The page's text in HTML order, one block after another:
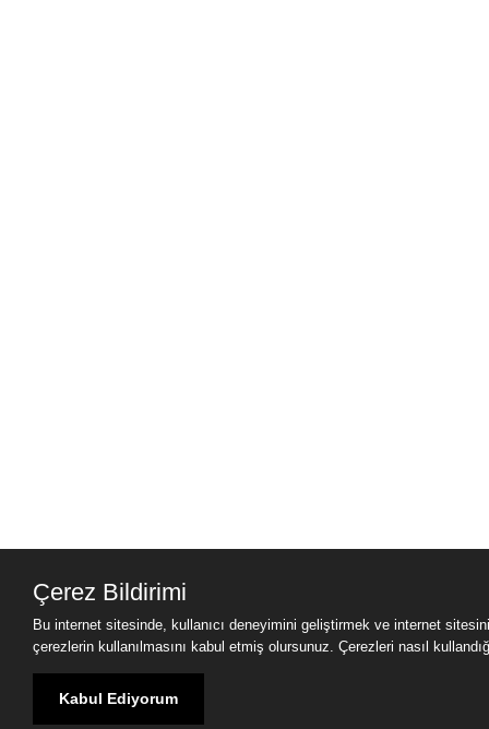
Çerez Bildirimi
Bu internet sitesinde, kullanıcı deneyimini geliştirmek ve internet
çerezlerin kullanılmasını kabul etmiş olursunuz. Çerezleri nasıl
Kabul Ediyorum